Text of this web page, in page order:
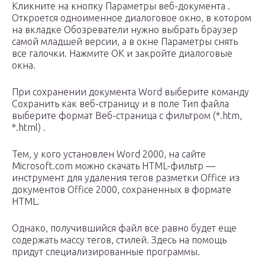
Кликните на кнопку Параметры веб-документа .
Откроется одноименное диалоговое окно, в котором
на вкладке Обозреватели нужно выбрать браузер
самой младшей версии, а в окне Параметры снять
все галочки. Нажмите ОК и закройте диалоговые
окна.
При сохранении документа Word выберите команду
Сохранить как веб-страницу и в поле Тип файла
выберите формат Веб-страница с фильтром (*.htm,
*.html) .
Тем, у кого установлен Word 2000, на сайте
Microsoft.com можно скачать HTML-фильтр —
инструмент для удаления тегов разметки Office из
документов Office 2000, сохраненных в формате
HTML.
Однако, получившийся файл все равно будет еще
содержать массу тегов, стилей. Здесь на помощь
придут специализированные программы.